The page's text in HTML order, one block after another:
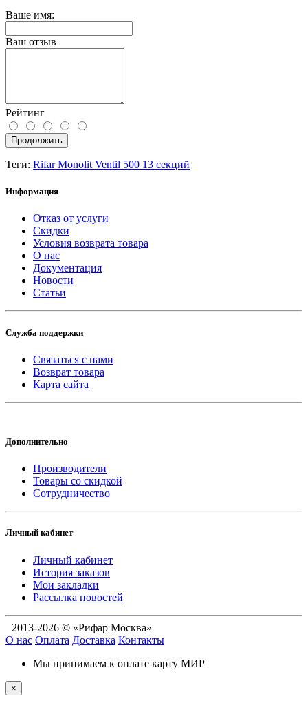
Ваше имя:
Ваш отзыв
Рейтинг
Продолжить
Теги: Rifar Monolit Ventil 500 13 секций
Информация
Отказ от услуги
Скидки
Условия возврата товара
О нас
Документация
Новости
Статьи
Служба поддержки
Связаться с нами
Возврат товара
Карта сайта
Дополнительно
Производители
Товары со скидкой
Сотрудничество
Личный кабинет
Личный кабинет
История заказов
Мои закладки
Рассылка новостей
2013-2026 © «Рифар Москва»
О нас Оплата Доставка Контакты
Мы принимаем к оплате карту МИР
×